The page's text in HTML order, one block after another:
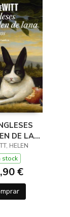
DE LANA
TRUCOS)
HELEN
stock
€